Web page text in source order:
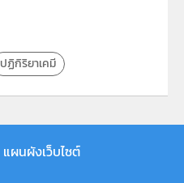
ปฏิกิริยาเคมี
แผนผังเว็บไซต์